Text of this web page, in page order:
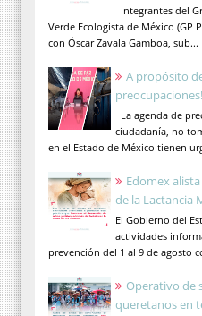
Integrantes del
Verde Ecologista de México (GP
con Óscar Zavala Gamboa, sub...
A propósito
preocupaciones!
La agenda de
ciudadanía, no
en el Estado de México tienen
Edomex
de la Lactancia
El Gobierno del
actividades
prevención del 1 al 9 de agosto
Operativo de
queretanos en